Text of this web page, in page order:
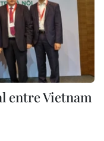
entre Vietnam